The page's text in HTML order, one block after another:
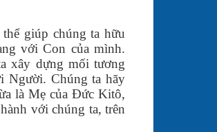
giúp chúng ta hữu
với Con của mình.
xây dựng mối tương
Người. Chúng ta hãy
là Mẹ của Đức Kitô,
với chúng ta, trên